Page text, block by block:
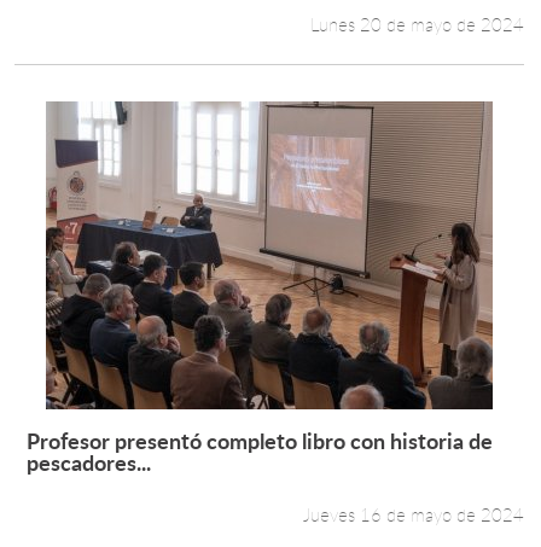
Lunes 20 de mayo de 2024
Leer más +
Profesor presentó completo libro con historia de
pescadores...
Jueves 16 de mayo de 2024